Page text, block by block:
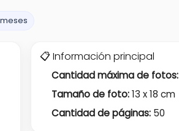
📋 Información principal
Cantidad máxima de fotos:
Tamaño de foto:13 x 18 cm
Cantidad de páginas: 50